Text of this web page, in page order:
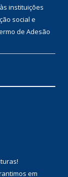
instituições
social e
de Adesão
!
em